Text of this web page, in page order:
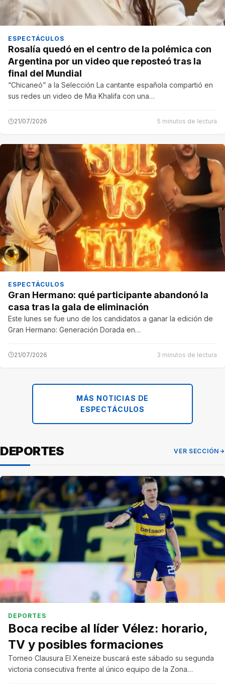
ESPECTÁCULOS
Rosalía quedó en el centro de la polémica con
Argentina por un video que reposteó tras la
final del Mundial
“Chicaneó” a la Selección La cantante española compartió en
sus redes un video de Mia Khalifa con una…
21/07/2026 5 minutos de lectura
ESPECTÁCULOS
Gran Hermano: qué participante abandonó la
casa tras la gala de eliminación
Este lunes se fue uno de los candidatos a ganar la edición de
Gran Hermano: Generación Dorada en…
21/07/2026 3 minutos de lectura
MÁS NOTICIAS DE
ESPECTÁCULOS
DEPORTES VER SECCIÓN
DEPORTES
Boca recibe al líder Vélez: horario,
TV y posibles formaciones
Torneo Clausura El Xeneize buscará este sábado su segunda
victoria consecutiva frente al único equipo de la Zona…